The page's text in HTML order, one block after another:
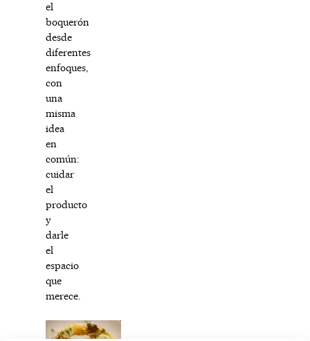
el
boquerón
desde
diferentes
enfoques,
con
una
misma
idea
en
común:
cuidar
el
producto
y
darle
el
espacio
que
merece.